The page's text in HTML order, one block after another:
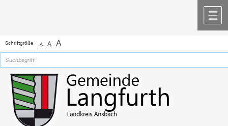
Schriftgröße A A A